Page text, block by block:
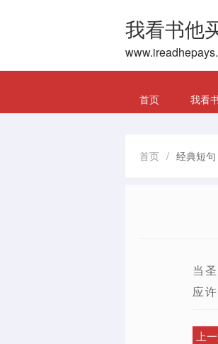
我看书他
首页 我看
首页 / 经典短句
当
应
上